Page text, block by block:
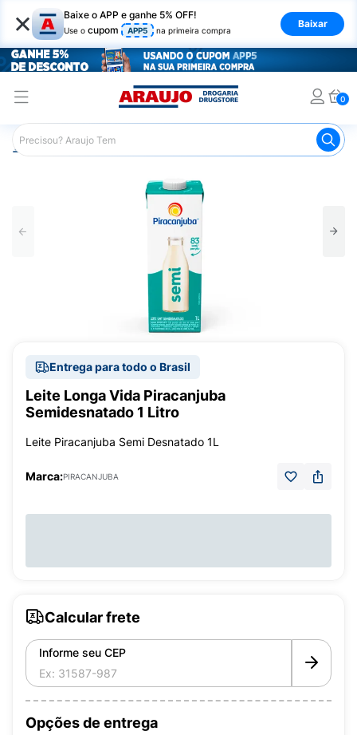
× Baixe o APP e ganhe 5% OFF!
Use o cupom APP5 na primeira compra
Baixar
0
Araujo Mercado Leite
Entrega para todo o Brasil
Leite Longa Vida Piracanjuba
Semidesnatado 1 Litro
Leite Piracanjuba Semi Desnatado 1L
Marca:PIRACANJUBA
Calcular frete
Informe seu CEP
Opções de entrega